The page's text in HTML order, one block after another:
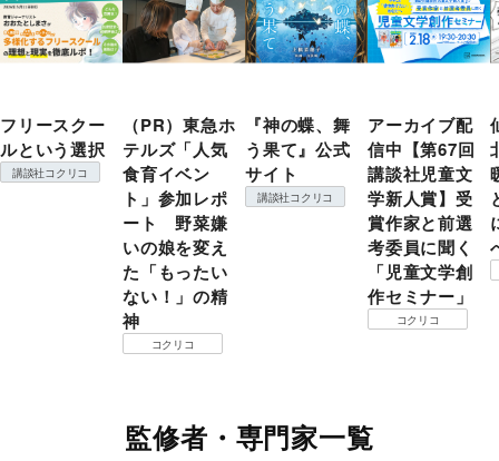
フリースクー
ルという選択
講談社コクリコ
（PR）東急ホ
テルズ「人気
食育イベン
ト」参加レポ
ート 野菜嫌
いの娘を変え
た「もったい
ない！」の精
神
コクリコ
『神の蝶、舞
う果て』公式
サイト
講談社コクリコ
アーカイブ配
信中【第67回
講談社児童文
学新人賞】受
賞作家と前選
考委員に聞く
「児童文学創
作セミナー」
コクリコ
監修者・専門家一覧